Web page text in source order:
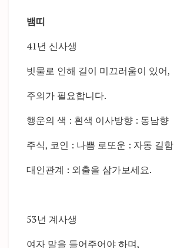
뱀띠
41년 신사생
빗물로 인해 길이 미끄러움이 있어,
주의가 필요합니다.
행운의 색 : 흰색 이사방향 : 동남향
주식, 코인 : 나쁨 로또운 : 자동 길함
대인관계 : 외출을 삼가보세요.
53년 계사생
여자 말을 들어주어야 하며,